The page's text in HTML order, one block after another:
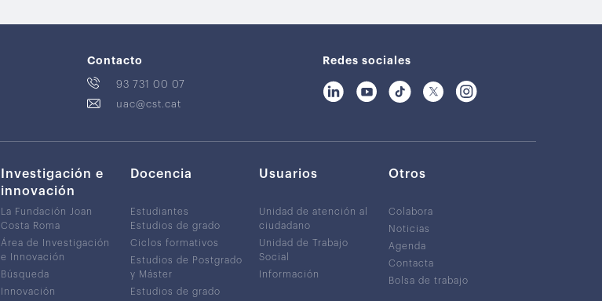
Contacto
93 731 00 07
uac@cst.cat
Redes sociales
Investigación e
innovación
La Fundación Joan
Costa Roma
Área de Investigación
e Innovación
Búsqueda
Innovación
Docencia
Estudiantes
Estudios de grado
Ciclos formativos
Estudios de Postgrado
y Máster
Estudios de grado
Usuarios
Unidad de atención al
ciudadano
Unidad de Trabajo
Social
Información
Otros
Colabora
Noticias
Agenda
Contacta
Bolsa de trabajo